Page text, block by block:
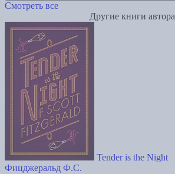
Смотреть все
Другие книги автора
Tender is the Night
Фицджеральд Ф.С.